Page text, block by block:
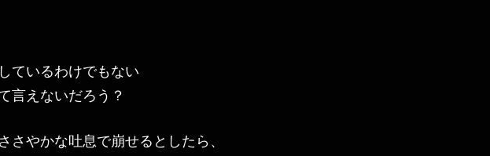
ているわけでもない
言えないだろう？
やかな吐息で崩せるとしたら、